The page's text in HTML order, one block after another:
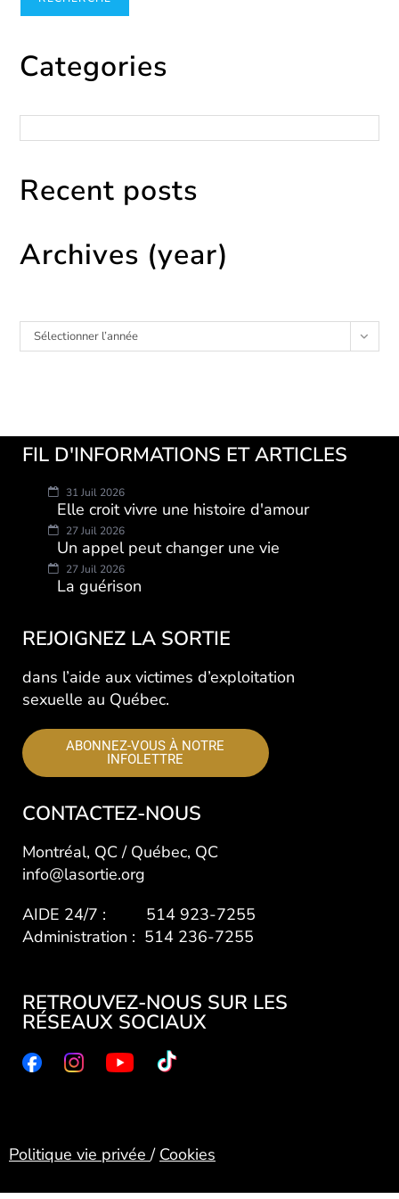
Categories
Recent posts
Archives (year)
Sélectionner l’année
FIL D'INFORMATIONS ET ARTICLES
31 Juil 2026
Elle croit vivre une histoire d'amour
27 Juil 2026
Un appel peut changer une vie
27 Juil 2026
La guérison
REJOIGNEZ LA SORTIE
dans l’aide aux victimes d’exploitation
sexuelle au Québec.
ABONNEZ-VOUS À NOTRE
INFOLETTRE
CONTACTEZ-NOUS
Montréal, QC / Québec, QC
info@lasortie.org
AIDE 24/7 : 514 923-7255
Administration : 514 236-7255
RETROUVEZ-NOUS SUR LES
RÉSEAUX SOCIAUX
Politique vie privée/ Cookies